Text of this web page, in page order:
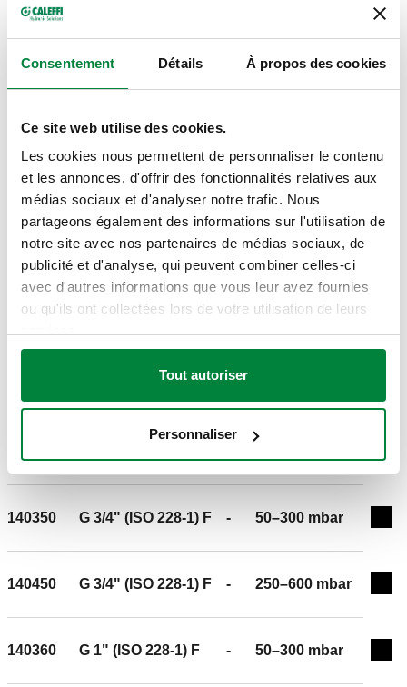
Consentement Détails À propos des cookies
Ce site web utilise des cookies.
Les cookies nous permettent de personnaliser le contenu
et les annonces, d'offrir des fonctionnalités relatives aux
médias sociaux et d'analyser notre trafic. Nous
partageons également des informations sur l'utilisation de
notre site avec nos partenaires de médias sociaux, de
publicité et d'analyse, qui peuvent combiner celles-ci
avec d'autres informations que vous leur avez fournies
ou qu'ils ont collectées lors de votre utilisation de leurs
Tout autoriser
Personnaliser
Dessins 2D
DWG DXF
Modèles 3D
Texte de présentation
CALEFFI, 140340. Régulateur de pression
de départ. Raccord: G 1/2" (ISO 228-1) F. Pression
maxi d'exercice: 16 bar. Plage de température du fluide:
-10–120 °C. Réglage du △p: 50–300 mbar. Longueur
Moyenne: eau, solutions glycolées. Matériel: laiton anti-
Afficher
Copier
140350 G 3/4" (ISO 228-1) F - 50–300 mbar
140450 G 3/4" (ISO 228-1) F - 250–600 mbar
140360 G 1" (ISO 228-1) F - 50–300 mbar